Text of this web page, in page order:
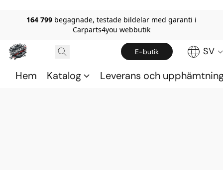
164 799 begagnade, testade bildelar med garanti i
Carparts4you webbutik
E-butik SV
Hem Katalog Leverans och